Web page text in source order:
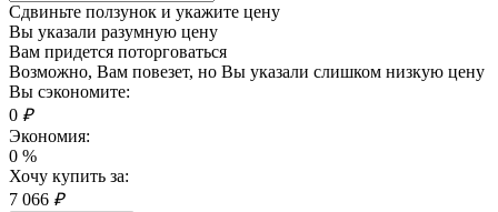
Сдвиньте ползунок и укажите цену
Вы указали разумную цену
Вам придется поторговаться
Возможно, Вам повезет, но Вы указали слишком низкую цену
Вы сэкономите:
0 ₽
Экономия:
0 %
Хочу купить за:
7 066 ₽